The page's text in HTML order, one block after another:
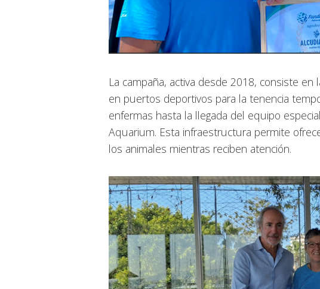
La campaña, activa desde 2018, consiste
en puertos deportivos para la tenencia
enfermas hasta la llegada del equipo
Aquarium. Esta infraestructura permite
los animales mientras reciben atención.